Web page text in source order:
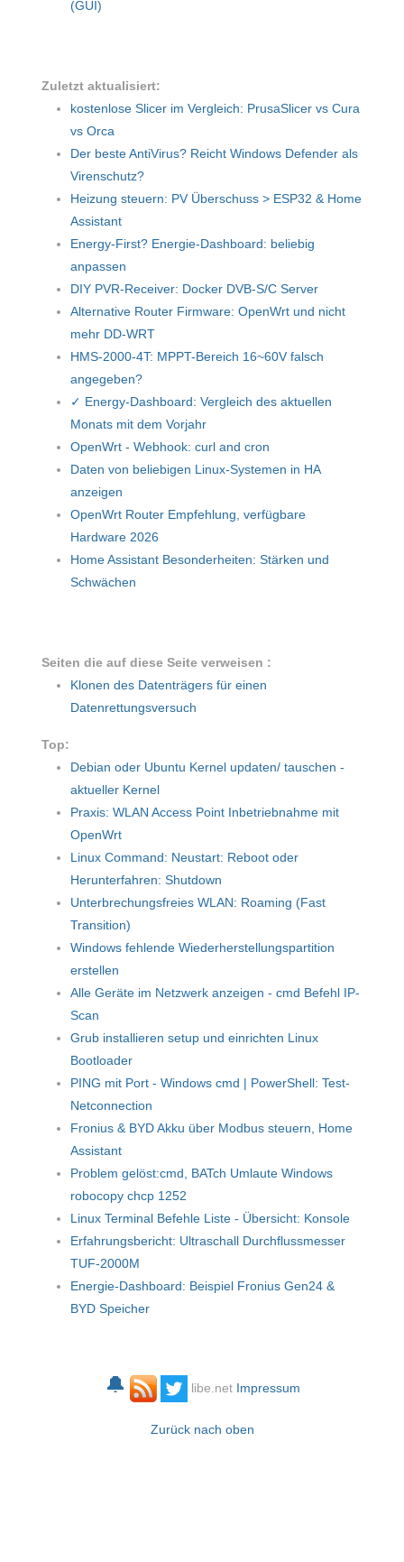
(GUI)
Zuletzt aktualisiert:
kostenlose Slicer im Vergleich: PrusaSlicer vs Cura
vs Orca
Der beste AntiVirus? Reicht Windows Defender als
Virenschutz?
Heizung steuern: PV Überschuss > ESP32 & Home
Assistant
Energy-First? Energie-Dashboard: beliebig
anpassen
DIY PVR-Receiver: Docker DVB-S/C Server
Alternative Router Firmware: OpenWrt und nicht
mehr DD-WRT
HMS-2000-4T: MPPT-Bereich 16~60V falsch
angegeben?
✓ Energy-Dashboard: Vergleich des aktuellen
Monats mit dem Vorjahr
OpenWrt - Webhook: curl and cron
Daten von beliebigen Linux-Systemen in HA
anzeigen
OpenWrt Router Empfehlung, verfügbare
Hardware 2026
Home Assistant Besonderheiten: Stärken und
Schwächen
Seiten die auf diese Seite verweisen :
Klonen des Datenträgers für einen
Datenrettungsversuch
Top:
Debian oder Ubuntu Kernel updaten/ tauschen -
aktueller Kernel
Praxis: WLAN Access Point Inbetriebnahme mit
OpenWrt
Linux Command: Neustart: Reboot oder
Herunterfahren: Shutdown
Unterbrechungsfreies WLAN: Roaming (Fast
Transition)
Windows fehlende Wiederherstellungspartition
erstellen
Alle Geräte im Netzwerk anzeigen - cmd Befehl IP-
Scan
Grub installieren setup und einrichten Linux
Bootloader
PING mit Port - Windows cmd | PowerShell: Test-
Netconnection
Fronius & BYD Akku über Modbus steuern, Home
Assistant
Problem gelöst:cmd, BATch Umlaute Windows
robocopy chcp 1252
Linux Terminal Befehle Liste - Übersicht: Konsole
Erfahrungsbericht: Ultraschall Durchflussmesser
TUF-2000M
Energie-Dashboard: Beispiel Fronius Gen24 &
BYD Speicher
🔔 libe.net Impressum
Zurück nach oben